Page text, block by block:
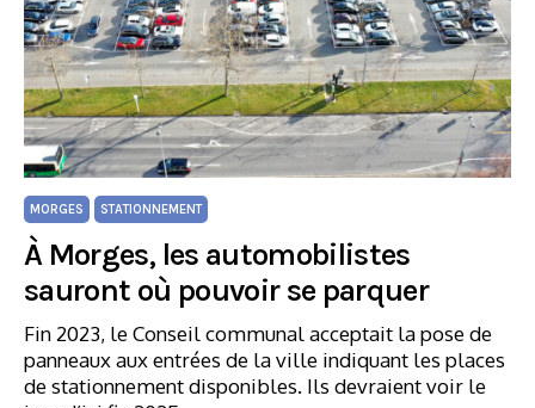
MORGES STATIONNEMENT
À Morges, les automobilistes
sauront où pouvoir se parquer
Fin 2023, le Conseil communal acceptait la pose de
panneaux aux entrées de la ville indiquant les places
de stationnement disponibles. Ils devraient voir le